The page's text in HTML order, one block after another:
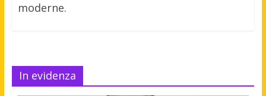
moderne.
In evidenza